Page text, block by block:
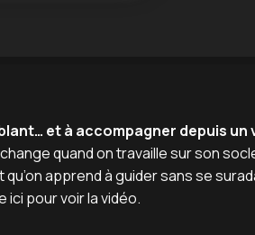
et à accompagner depuis un
quand on travaille sur son
apprend à guider sans se
ici pour voir la vidéo.